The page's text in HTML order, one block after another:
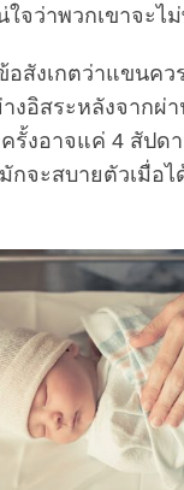
จว่าพวกเขาจะไ
อสังเกตว่าแขนคว
งอิสระหลังจากผ่
รั้งอาจแค่ 4 สัปด
จะสบายตัวเมื่อไ